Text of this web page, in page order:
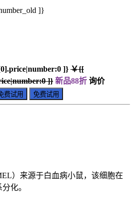
]}
]} ￥{[
]} 新品88折 询价
费试用 免费试用
）来源于白血病小鼠，该细胞在
化。